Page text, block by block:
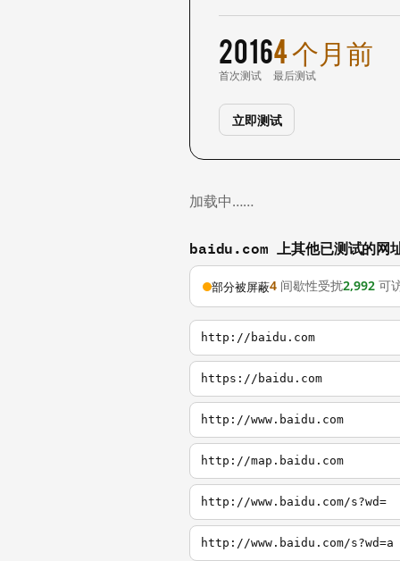
2016
首次测试
4 个月前
最后测试
立即测试
加载中……
baidu.com 上其他已测试的网
部分被屏蔽4 间歇性受扰2,992 可
http://baidu.com
https://baidu.com
http://www.baidu.com
http://map.baidu.com
http://www.baidu.com/s?wd=
http://www.baidu.com/s?wd=a